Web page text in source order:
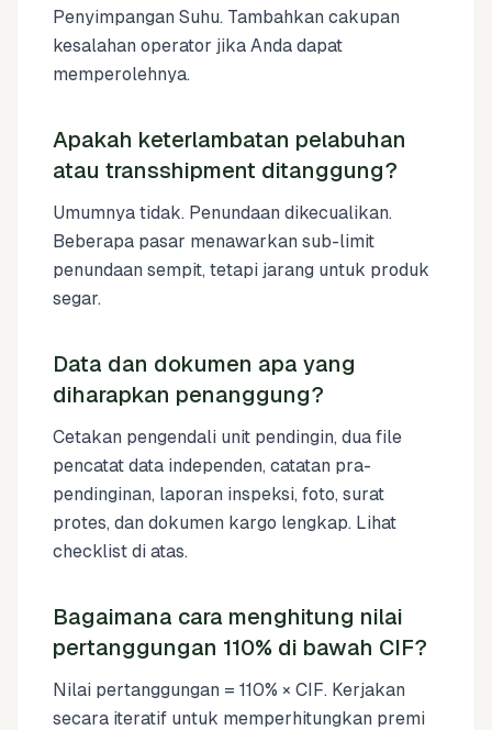
Penyimpangan Suhu. Tambahkan cakupan
kesalahan operator jika Anda dapat
memperolehnya.
Apakah keterlambatan pelabuhan
atau transshipment ditanggung?
Umumnya tidak. Penundaan dikecualikan.
Beberapa pasar menawarkan sub-limit
penundaan sempit, tetapi jarang untuk produk
segar.
Data dan dokumen apa yang
diharapkan penanggung?
Cetakan pengendali unit pendingin, dua file
pencatat data independen, catatan pra-
pendinginan, laporan inspeksi, foto, surat
protes, dan dokumen kargo lengkap. Lihat
checklist di atas.
Bagaimana cara menghitung nilai
pertanggungan 110% di bawah CIF?
Nilai pertanggungan = 110% × CIF. Kerjakan
secara iteratif untuk memperhitungkan premi